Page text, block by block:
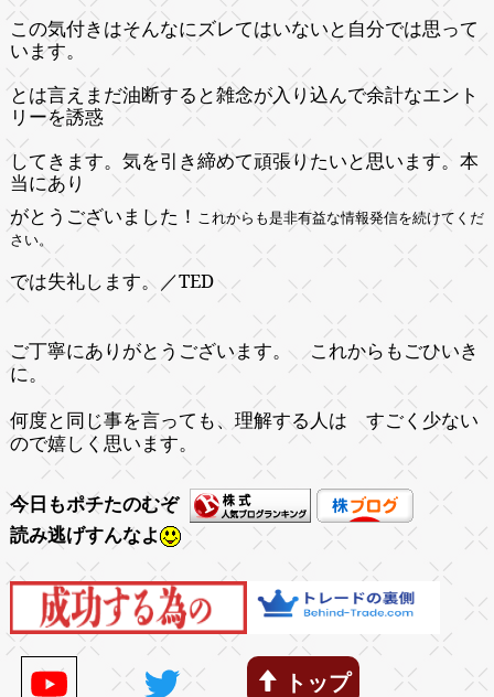
この気付きはそんなにズレてはいないと自分では思って
います。
とは言えまだ油断すると雑念が入り込んで余計なエント
リーを誘惑
してきます。 気を引き締めて頑張りたいと思います。本
当にあり
がとうございました！
これからも是非有益な情報発信を続けてくだ
さい。
では失礼します。 ／TED
ご丁寧にありがとうございます。 これからもごひいき
に。
何度と同じ事を言っても、理解する人は すごく少ない
ので嬉しく思います。
今日もポチたのむぞ
読み逃げすんなよ
トップ